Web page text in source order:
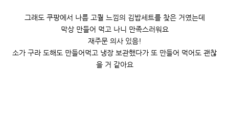
그래도 쿠팡에서 나름 고퀄 느낌의 김밥세트를 찾은 거였는데
막상 만들어 먹고 나니 만족스러워요
재주문 의사 있음!
소가 구라 도해도 만들어먹고 냉장 보관했다가 또 만들어 먹어도 괜찮
을 거 같아요